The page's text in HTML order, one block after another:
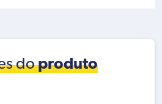
doproduto